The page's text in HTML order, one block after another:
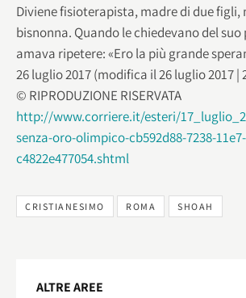
Diviene fisioterapista, madre di due figli,
bisnonna. Quando le chiedevano del suo
amava ripetere: «Ero la più grande
26 luglio 2017 (modifica il 26 luglio 2017 |
© RIPRODUZIONE RISERVATA
http://www.corriere.it/esteri/
senza-oro-olimpico-cb592d88-7238-
c4822e477054.shtml
CRISTIANESIMO ROMA SHOAH
ALTRE AREE